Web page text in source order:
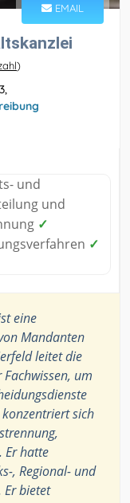
EMAIL
)
und
und
✓
✓
eine
Mandanten
leitet die
um
sich
Er hatte
, Regional- und
Er bietet